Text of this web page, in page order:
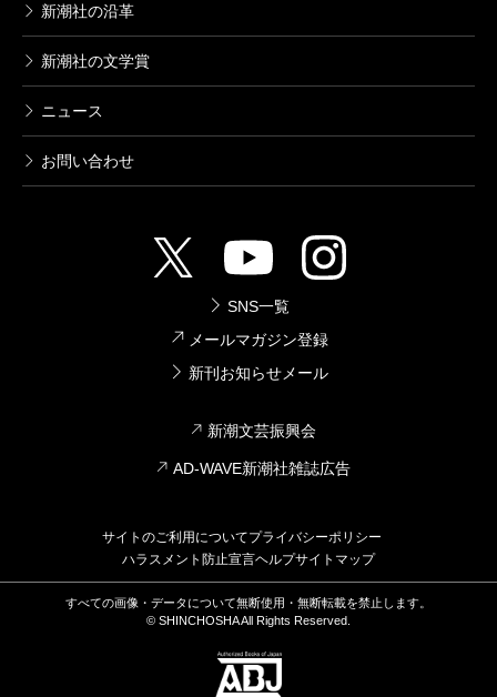
新潮社の沿革
新潮社の文学賞
ニュース
お問い合わせ
SNS一覧
メールマガジン登録
新刊お知らせメール
新潮文芸振興会
AD-WAVE新潮社雑誌広告
サイトのご利用についてプライバシーポリシー
ハラスメント防止宣言ヘルプサイトマップ
すべての画像・データについて無断使用・無断転載を禁止します。
© SHINCHOSHA All Rights Reserved.